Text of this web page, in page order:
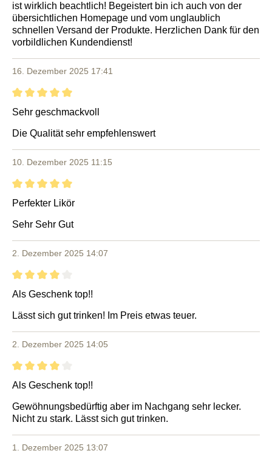
ist wirklich beachtlich! Begeistert bin ich auch von der
übersichtlichen Homepage und vom unglaublich
schnellen Versand der Produkte. Herzlichen Dank für den
vorbildlichen Kundendienst!
16. Dezember 2025 17:41
Bewertung mit 5 von 5 Sternen
Sehr geschmackvoll
Die Qualität sehr empfehlenswert
10. Dezember 2025 11:15
Bewertung mit 5 von 5 Sternen
Perfekter Likör
Sehr Sehr Gut
2. Dezember 2025 14:07
Bewertung mit 4 von 5 Sternen
Als Geschenk top!!
Lässt sich gut trinken! Im Preis etwas teuer.
2. Dezember 2025 14:05
Bewertung mit 4 von 5 Sternen
Als Geschenk top!!
Gewöhnungsbedürftig aber im Nachgang sehr lecker.
Nicht zu stark. Lässt sich gut trinken.
1. Dezember 2025 13:07